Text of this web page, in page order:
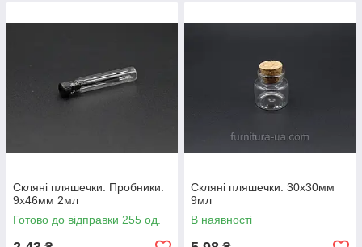
Скляні пляшечки. Пробники.
9х46мм 2мл
Готово до відправки 255 од.
Скляні пляшечки. 30х30мм
9мл
В наявності